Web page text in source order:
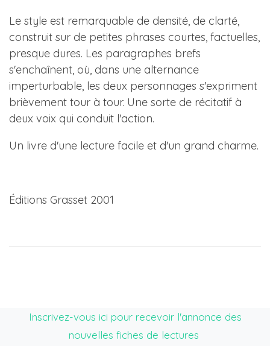
Le style est remarquable de densité, de clarté,
construit sur de petites phrases courtes, factuelles,
presque dures. Les paragraphes brefs
s'enchaînent, où, dans une alternance
imperturbable, les deux personnages s'expriment
brièvement tour à tour. Une sorte de récitatif à
deux voix qui conduit l'action.
Un livre d'une lecture facile et d'un grand charme.
Éditions Grasset 2001
Inscrivez-vous ici pour recevoir l'annonce des
nouvelles fiches de lectures